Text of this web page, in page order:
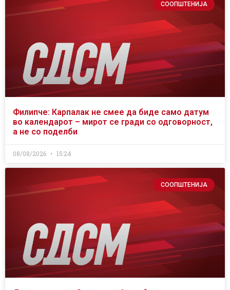
СООПШТЕНИЈА
Филипче: Карпалак не смее да биде само датум
во календарот – мирот се гради со одговорност,
а не со поделби
08/08/2026 15:24
СООПШТЕНИЈА